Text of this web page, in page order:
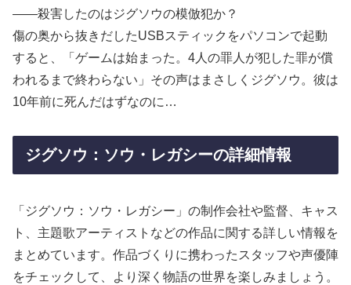
――殺害したのはジグソウの模倣犯か？
傷の奥から抜きだしたUSBスティックをパソコンで起動
すると、「ゲームは始まった。4人の罪人が犯した罪が償
われるまで終わらない」その声はまさしくジグソウ。彼は
10年前に死んだはずなのに…
ジグソウ：ソウ・レガシーの詳細情報
「ジグソウ：ソウ・レガシー」の制作会社や監督、キャス
ト、主題歌アーティストなどの作品に関する詳しい情報を
まとめています。作品づくりに携わったスタッフや声優陣
をチェックして、より深く物語の世界を楽しみましょう。